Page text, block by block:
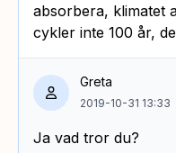
absorbera, klimatet
cykler inte 100 år,
Greta
2019-10-31 13:33
Ja vad tror du?